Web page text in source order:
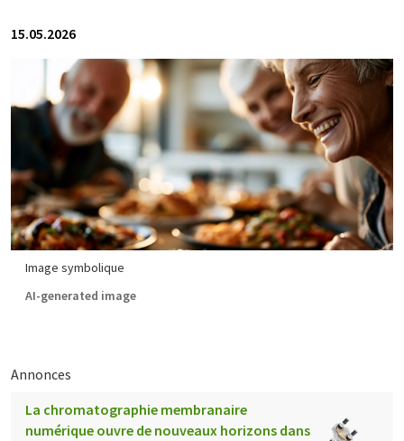
15.05.2026
Image symbolique
AI-generated image
Annonces
La chromatographie membranaire
numérique ouvre de nouveaux horizons dans